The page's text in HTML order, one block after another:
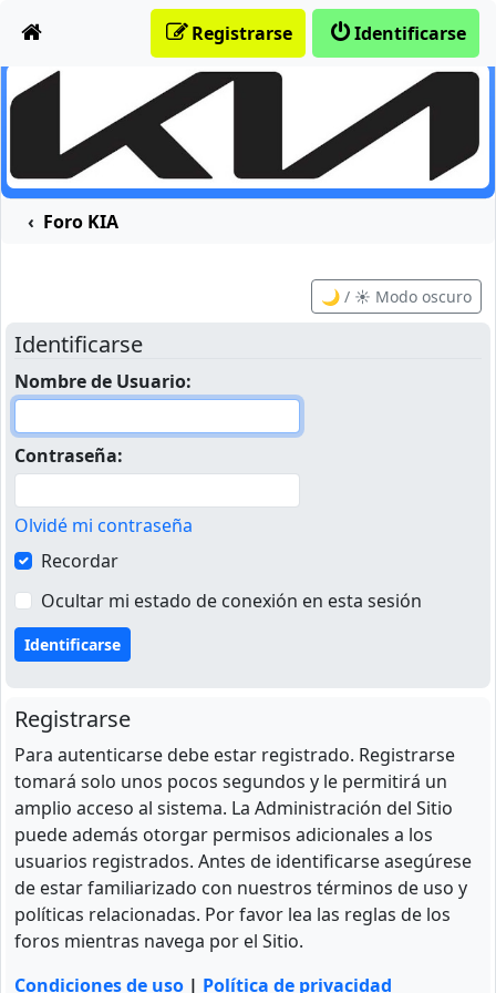
Identificarse
Registrarse
Foro KIA
🌙 / ☀️ Modo oscuro
Identificarse
Nombre de Usuario:
Contraseña:
Olvidé mi contraseña
Recordar
Ocultar mi estado de conexión en esta sesión
Registrarse
Para autenticarse debe estar registrado. Registrarse
tomará solo unos pocos segundos y le permitirá un
amplio acceso al sistema. La Administración del Sitio
puede además otorgar permisos adicionales a los
usuarios registrados. Antes de identificarse asegúrese
de estar familiarizado con nuestros términos de uso y
políticas relacionadas. Por favor lea las reglas de los
foros mientras navega por el Sitio.
Condiciones de uso | Política de privacidad